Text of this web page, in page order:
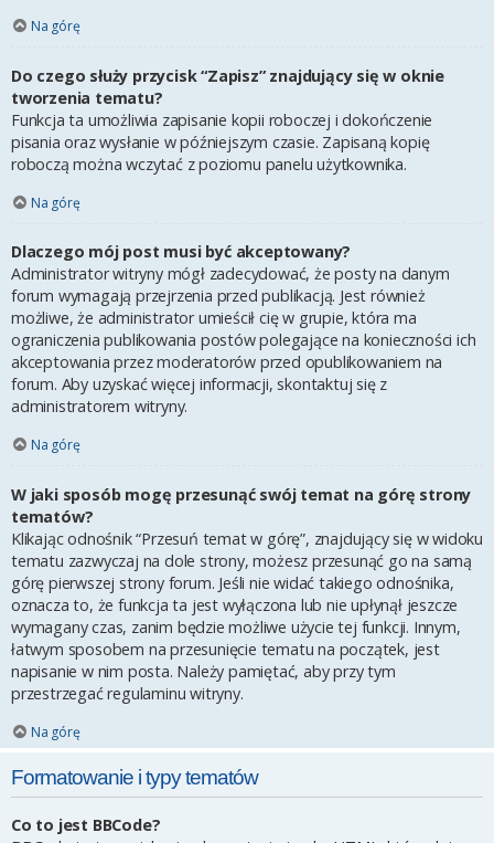
Na górę
Do czego służy przycisk “Zapisz” znajdujący się w oknie
tworzenia tematu?
Funkcja ta umożliwia zapisanie kopii roboczej i dokończenie
pisania oraz wysłanie w późniejszym czasie. Zapisaną kopię
roboczą można wczytać z poziomu panelu użytkownika.
Na górę
Dlaczego mój post musi być akceptowany?
Administrator witryny mógł zadecydować, że posty na danym
forum wymagają przejrzenia przed publikacją. Jest również
możliwe, że administrator umieścił cię w grupie, która ma
ograniczenia publikowania postów polegające na konieczności ich
akceptowania przez moderatorów przed opublikowaniem na
forum. Aby uzyskać więcej informacji, skontaktuj się z
administratorem witryny.
Na górę
W jaki sposób mogę przesunąć swój temat na górę strony
tematów?
Klikając odnośnik “Przesuń temat w górę”, znajdujący się w widoku
tematu zazwyczaj na dole strony, możesz przesunąć go na samą
górę pierwszej strony forum. Jeśli nie widać takiego odnośnika,
oznacza to, że funkcja ta jest wyłączona lub nie upłynął jeszcze
wymagany czas, zanim będzie możliwe użycie tej funkcji. Innym,
łatwym sposobem na przesunięcie tematu na początek, jest
napisanie w nim posta. Należy pamiętać, aby przy tym
przestrzegać regulaminu witryny.
Na górę
Formatowanie i typy tematów
Co to jest BBCode?